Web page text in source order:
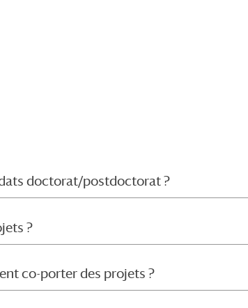
doctorat/postdoctorat ?
?
co-porter des projets ?